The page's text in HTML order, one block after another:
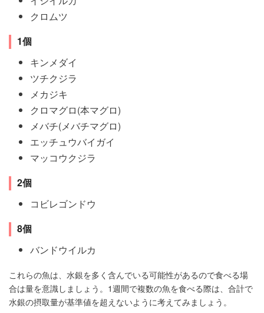
クロムツ
1個
キンメダイ
ツチクジラ
メカジキ
クロマグロ(本マグロ)
メバチ(メバチマグロ)
エッチュウバイガイ
マッコウクジラ
2個
コビレゴンドウ
8個
バンドウイルカ
これらの魚は、水銀を多く含んでいる可能性があるので食べる場
合は量を意識しましょう。1週間で複数の魚を食べる際は、合計で
水銀の摂取量が基準値を超えないように考えてみましょう。